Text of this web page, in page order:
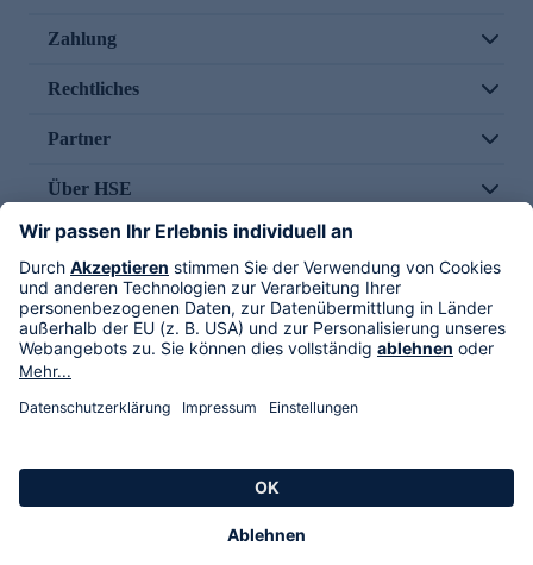
Zahlung
Rechtliches
Partner
Über HSE
Im TV
HSE International